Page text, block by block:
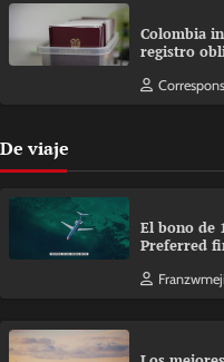
Colombia
registro
De viaje
El bono de
Preferred